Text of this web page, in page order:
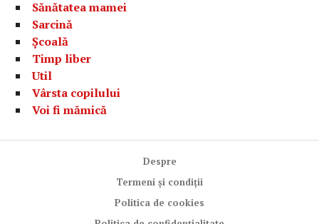
Sănătatea mamei
Sarcină
Școală
Timp liber
Util
Vârsta copilului
Voi fi mămică
Despre
Termeni și condiții
Politica de cookies